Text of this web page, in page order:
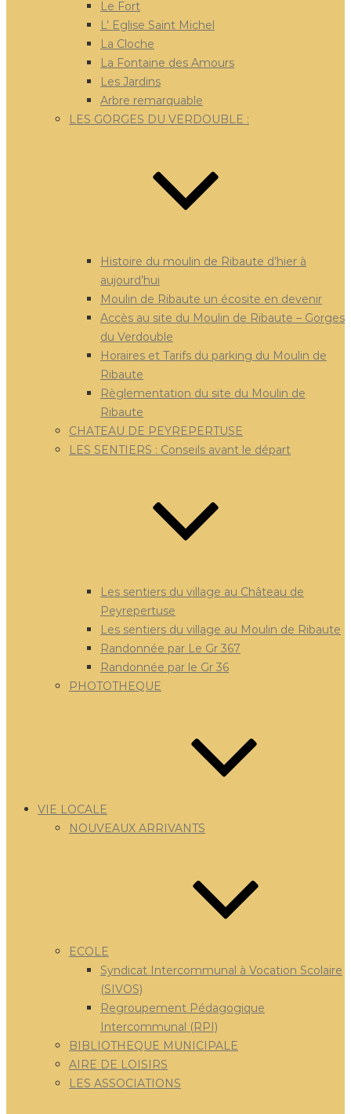
Le Fort
L’ Eglise Saint Michel
La Cloche
La Fontaine des Amours
Les Jardins
Arbre remarquable
LES GORGES DU VERDOUBLE :
Histoire du moulin de Ribaute d’hier à
aujourd’hui
Moulin de Ribaute un écosite en devenir
Accès au site du Moulin de Ribaute – Gorges
du Verdouble
Horaires et Tarifs du parking du Moulin de
Ribaute
Règlementation du site du Moulin de
Ribaute
CHATEAU DE PEYREPERTUSE
LES SENTIERS : Conseils avant le départ
Les sentiers du village au Château de
Peyrepertuse
Les sentiers du village au Moulin de Ribaute
Randonnée par Le Gr 367
Randonnée par le Gr 36
PHOTOTHEQUE
VIE LOCALE
NOUVEAUX ARRIVANTS
ECOLE
Syndicat Intercommunal à Vocation Scolaire
(SIVOS)
Regroupement Pédagogique
Intercommunal (RPI)
BIBLIOTHEQUE MUNICIPALE
AIRE DE LOISIRS
LES ASSOCIATIONS